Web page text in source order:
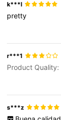
k***l
pretty
r***1
Product Quality:
s***z